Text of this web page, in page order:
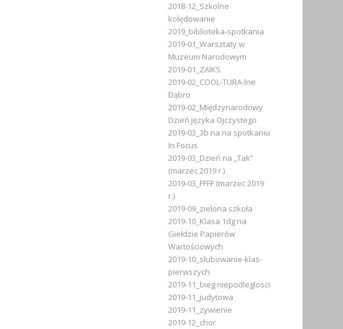
2018-12_Szkolne
kolędowanie
2019_biblioteka-spotkania
2019-01_Warsztaty w
Muzeum Narodowym
2019-01_ZAIKS
2019-02_COOL-TURA-lne
Dąbro
2019-02_Międzynarodowy
Dzień Języka Ojczystego
2019-03_3b na na spotkaniu
In Focus
2019-03_Dzień na „Tak”
(marzec 2019 r.)
2019-03_FFFF (marzec 2019
r.)
2019-09_zielona szkoła
2019-10_Klasa 1dg na
Giełdzie Papierów
Wartościowych
2019-10_slubowanie-klas-
pierwszych
2019-11_bieg niepodleglosci
2019-11_judytowa
2019-11_zywienie
2019-12_chor